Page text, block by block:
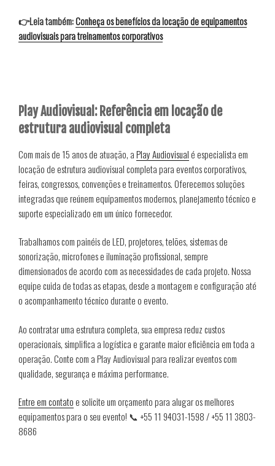
👉Leia também:Conheça os benefícios da locação de equipamentos
audiovisuais para treinamentos corporativos
Play Audiovisual: Referência em locação de
estrutura audiovisual completa
Com mais de 15 anos de atuação, aPlay Audiovisualé especialista em
locação de estrutura audiovisual completa para eventos corporativos,
feiras, congressos, convenções e treinamentos. Oferecemos soluções
integradas que reúnem equipamentos modernos, planejamento técnico e
suporte especializado em um único fornecedor.
Trabalhamos com painéis de LED, projetores, telões, sistemas de
sonorização, microfones e iluminação profissional, sempre
dimensionados de acordo com as necessidades de cada projeto. Nossa
equipe cuida de todas as etapas, desde a montagem e configuração até
o acompanhamento técnico durante o evento.
Ao contratar uma estrutura completa, sua empresa reduz custos
operacionais, simplifica a logística e garante maior eficiência em toda a
operação. Conte com a Play Audiovisual para realizar eventos com
qualidade, segurança e máxima performance.
Entre em contatoe solicite um orçamento para alugar os melhores
equipamentos para o seu evento! 📞 +55 11 94031-1598 / +55 11 3803-
8686